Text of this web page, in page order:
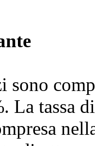
sono
La tassa